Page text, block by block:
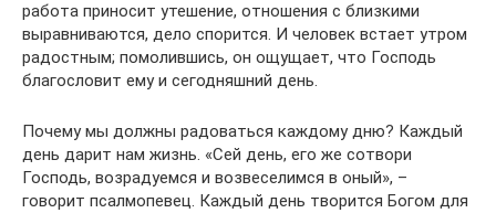
работа приносит утешение, отношения с близкими
выравниваются, дело спорится. И человек встает утром
радостным; помолившись, он ощущает, что Господь
благословит ему и сегодняшний день.
Почему мы должны радоваться каждому дню? Каждый
день дарит нам жизнь. «Сей день, его же сотвори
Господь, возрадуемся и возвеселимся в оный», –
говорит псалмопевец. Каждый день творится Богом для